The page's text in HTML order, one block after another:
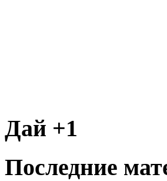
Дай +1
Последние